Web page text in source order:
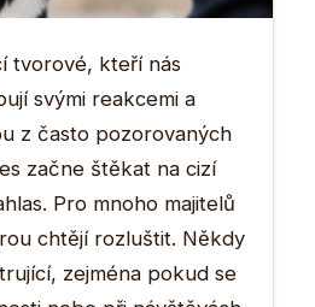
tvorové, kteří nás
svými reakcemi a
z často pozorovaných
začne štěkat na cizí
Pro mnoho majitelů
chtějí rozluštit. Někdy
zejména pokud se